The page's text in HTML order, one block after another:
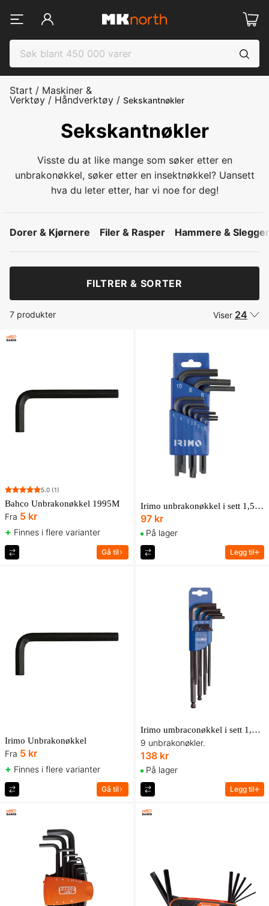
Start / Maskiner &
Verktøy / Håndverktøy / Sekskantnøkler
Sekskantnøkler
Visste du at like mange som søker etter en
unbrakonøkkel, søker etter en insektnøkkel? Uansett
hva du leter etter, har vi noe for deg!
Dorer & Kjørnere Filer & Rasper Hammere & Slegger
FILTRER & SORTER
7 produkter Viser 24
5.0 (1)
Bahco Unbrakonøkkel 1995M
Fra 5 kr
+ Finnes i flere varianter
Gå til
Irimo unbrakonøkkel i sett 1,5-10 mm, 9 deler, korte
97 kr
På lager
Legg til
Irimo Unbrakonøkkel
Fra 5 kr
+ Finnes i flere varianter
Gå til
Irimo umbraconøkkel i sett 1,5–10 mm med kule, 9 deler, lange
9 unbrakonøkler.
138 kr
På lager
Legg til